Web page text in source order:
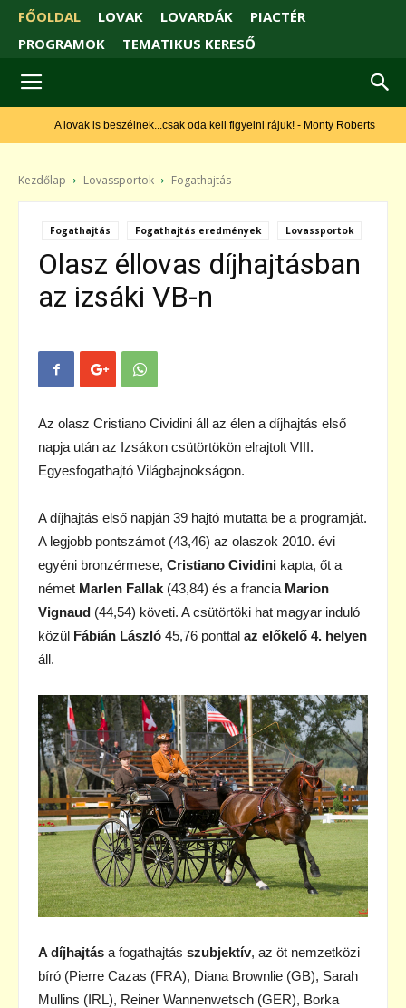
FŐOLDAL LOVAK LOVARDÁK
PIACTÉR
PROGRAMOK
TEMATIKUS KERESŐ
A lovak is beszélnek...csak oda kell figyelni rájuk! - Monty Roberts
Kezdőlap Lovassportok Fogathajtás
Fogathajtás Fogathajtás eredmények Lovassportok
Olasz éllovas díjhajtásban
az izsáki VB-n
Az olasz Cristiano Cividini áll az élen a díjhajtás első
napja után az Izsákon csütörtökön elrajtolt VIII.
Egyesfogathajtó Világbajnokságon.
A díjhajtás első napján 39 hajtó mutatta be a programját.
A legjobb pontszámot (43,46) az olaszok 2010. évi
egyéni bronzérmese, Cristiano Cividini kapta, őt a
német Marlen Fallak (43,84) és a francia Marion
Vignaud (44,54) követi. A csütörtöki hat magyar induló
közül Fábián László 45,76 ponttal az előkelő 4. helyen
áll.
A díjhajtás a fogathajtás szubjektív, az öt nemzetközi
bíró (Pierre Cazas (FRA), Diana Brownlie (GB), Sarah
Mullins (IRL), Reiner Wannenwetsch (GER), Borka